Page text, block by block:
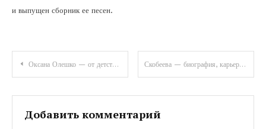
и выпущен сборник ее песен.
Навигация
по
записям
Оксана Олешко — от детства и профессионального успеха до личной жизни – удивительная история жизни знаменитой личности Скобеева — биография, карьера и личная жизнь известной российской журналистки — все, что вам нужно знать
Добавить комментарий